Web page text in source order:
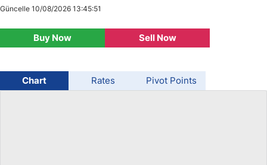
USD/CAD
AUD/USD
Buy Now Sell Now
Güncelle 10/08/2026 13:45:51
Chart Rates Pivot Points